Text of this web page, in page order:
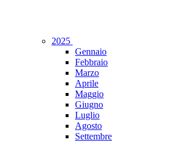
2025
Gennaio
Febbraio
Marzo
Aprile
Maggio
Giugno
Luglio
Agosto
Settembre